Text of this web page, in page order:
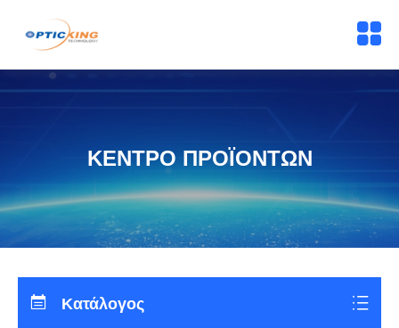
ΚΕΝΤΡΟ ΠΡΟΪΟΝΤΩΝ
Κατάλογος